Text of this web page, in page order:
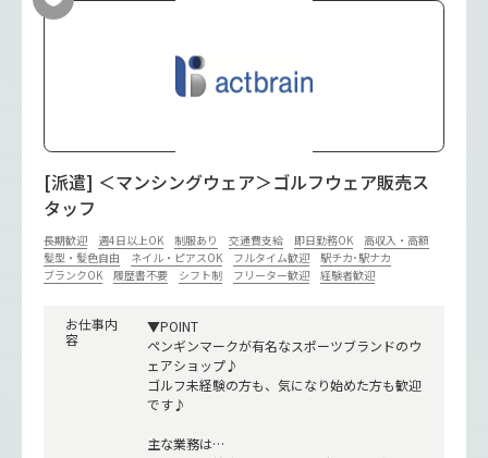
[派遣] ＜マンシングウェア＞ゴルフウェア販売ス
タッフ
長期歓迎 週4日以上OK 制服あり 交通費支給 即日勤務OK
高収入・高額
髪型・髪色自由
ネイル・ピアスOK フルタイム歓迎
駅チカ･駅ナカ
ブランクOK
履歴書不要 シフト制 フリーター歓迎 経験者歓迎
お仕事内
容
▼POINT
ペンギンマークが有名なスポーツブランドのウ
ェアショップ♪
ゴルフ未経験の方も、気になり始めた方も歓迎
です♪
主な業務は…